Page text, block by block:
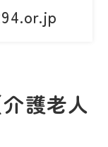
護老人